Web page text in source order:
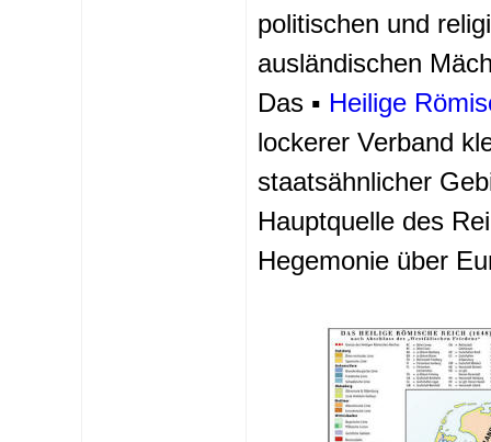
politischen und
ausländischen
Das ▪ Heilige
lockerer Verband
staatsähnlicher
Hauptquelle des
Hegemonie über